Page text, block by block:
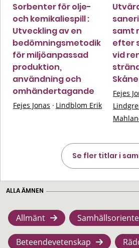
Sorbenter för olje-
och kemikaliespill :
Utveckling av en
bedömningsmetodik
för miljöanpassad
produktion,
användning och
omhändertagande
Fejes Jonas · Lindblom Erik
samt
efter
vid
Fejes
Se fler titlar i
ALLA ÄMNEN
Allmänt
Beteendevetenskap